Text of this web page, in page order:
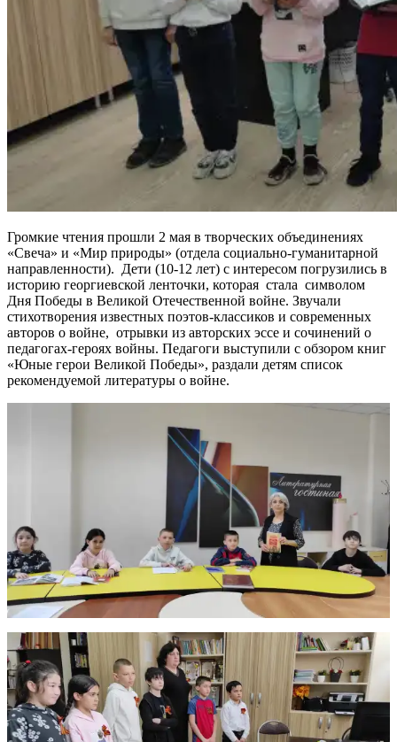
Громкие чтения прошли 2 мая в творческих объединениях
«Свеча» и «Мир природы» (отдела социально-гуманитарной
направленности). Дети (10-12 лет) с интересом погрузились в
историю георгиевской ленточки, которая стала символом
Дня Победы в Великой Отечественной войне. Звучали
стихотворения известных поэтов-классиков и современных
авторов о войне, отрывки из авторских эссе и сочинений о
педагогах-героях войны. Педагоги выступили с обзором книг
«Юные герои Великой Победы», раздали детям список
рекомендуемой литературы о войне.